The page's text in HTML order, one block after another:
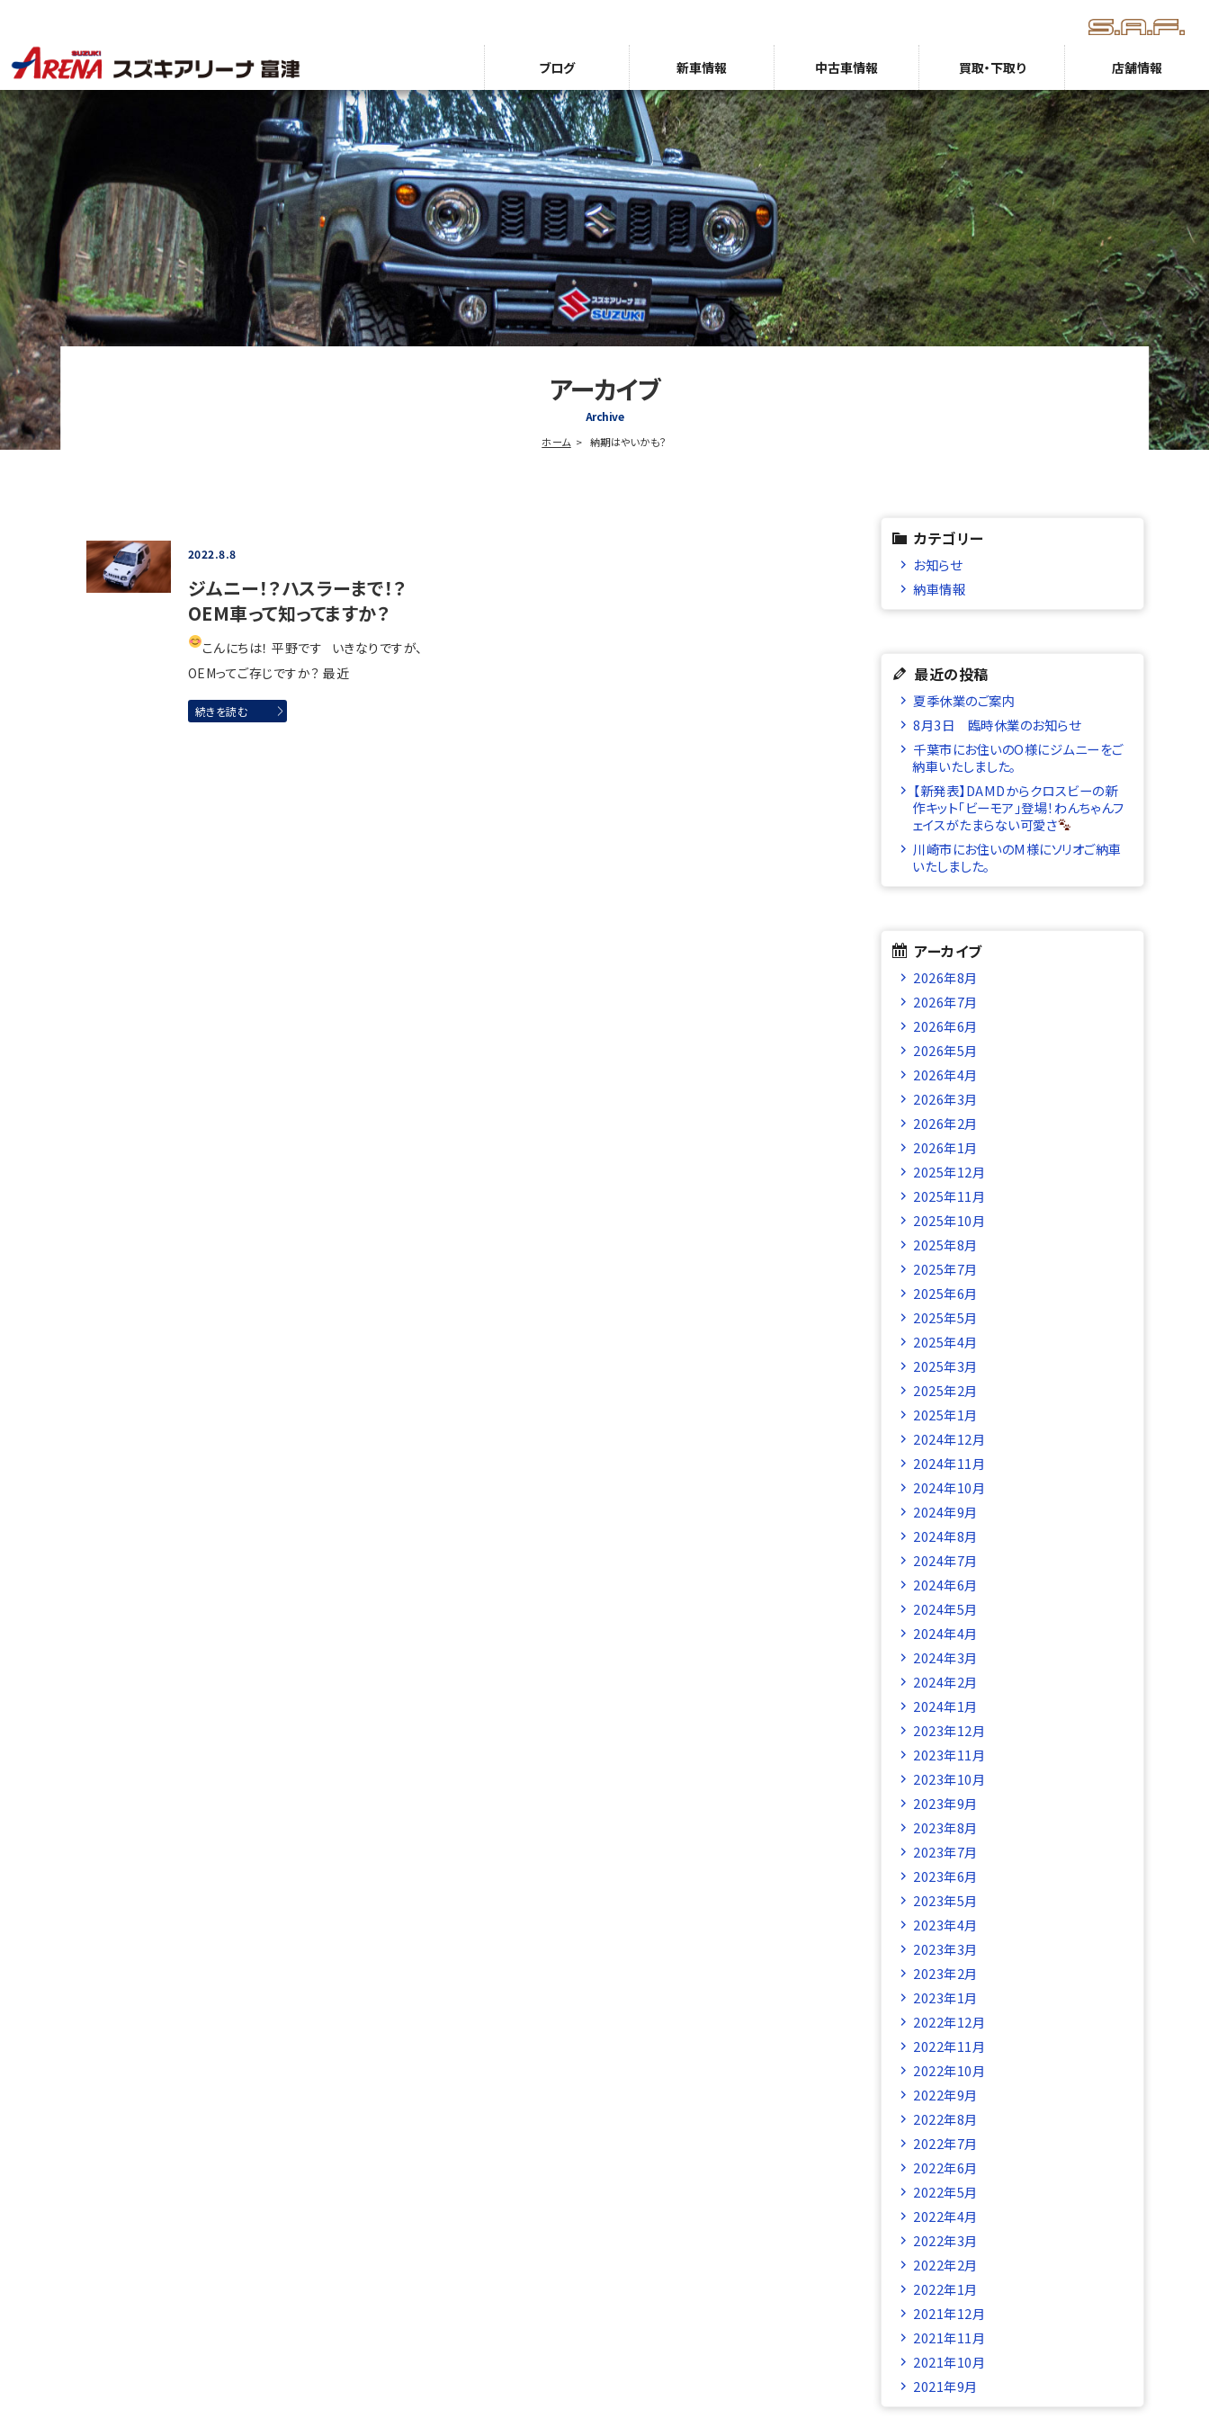
ブログ 新車情報 中古車情報 買取・下取り 店舗情報
アーカイブ
Archive
ホーム 納期はやいかも？
2022.8.8
ジムニー！？ハスラーまで！？
OEM車って知ってますか？
こんにちは！ 平野です いきなりですが、
OEMってご存じですか？ 最近
続きを読む
カテゴリー
お知らせ
納車情報
最近の投稿
夏季休業のご案内
8月3日 臨時休業のお知らせ
千葉市にお住いのO様にジムニーをご
納車いたしました。
【新発表】DAMDからクロスビーの新
作キット「ビーモア」登場！わんちゃんフ
ェイスがたまらない可愛さ
川崎市にお住いのM様にソリオご納車
いたしました。
アーカイブ
2026年8月
2026年7月
2026年6月
2026年5月
2026年4月
2026年3月
2026年2月
2026年1月
2025年12月
2025年11月
2025年10月
2025年8月
2025年7月
2025年6月
2025年5月
2025年4月
2025年3月
2025年2月
2025年1月
2024年12月
2024年11月
2024年10月
2024年9月
2024年8月
2024年7月
2024年6月
2024年5月
2024年4月
2024年3月
2024年2月
2024年1月
2023年12月
2023年11月
2023年10月
2023年9月
2023年8月
2023年7月
2023年6月
2023年5月
2023年4月
2023年3月
2023年2月
2023年1月
2022年12月
2022年11月
2022年10月
2022年9月
2022年8月
2022年7月
2022年6月
2022年5月
2022年4月
2022年3月
2022年2月
2022年1月
2021年12月
2021年11月
2021年10月
2021年9月